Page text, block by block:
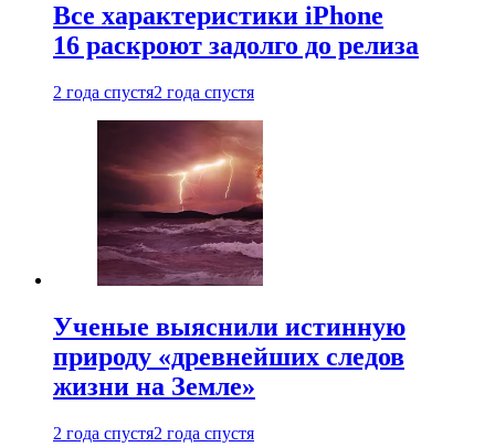
Все характеристики iPhone
16 раскроют задолго до релиза
2 года спустя2 года спустя
Ученые выяснили истинную
природу «древнейших следов
жизни на Земле»
2 года спустя2 года спустя